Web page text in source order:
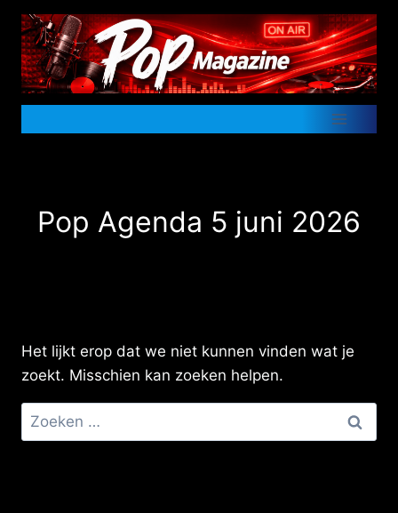
Doorgaan
naar
inhoud
Pop Agenda 5 juni 2026
Het lijkt erop dat we niet kunnen vinden wat je
zoekt. Misschien kan zoeken helpen.
Zoeken
naar: